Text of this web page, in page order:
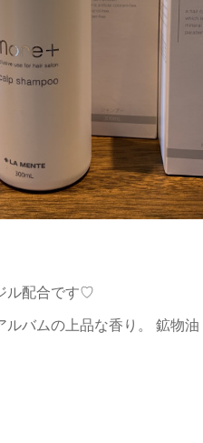
ル配合です♡
ルバムの上品な香り。 鉱物